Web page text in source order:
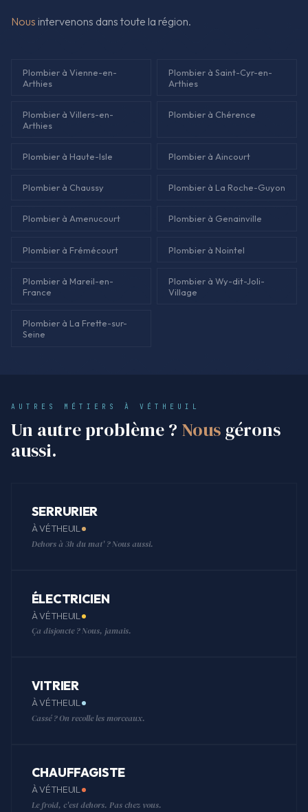
Nous intervenons dans toute la région.
Plombier à Vienne-en-
Arthies
Plombier à Saint-Cyr-en-
Arthies
Plombier à Villers-en-
Arthies
Plombier à Chérence
Plombier à Haute-Isle Plombier à Aincourt
Plombier à Chaussy Plombier à La Roche-Guyon
Plombier à Amenucourt Plombier à Genainville
Plombier à Frémécourt Plombier à Nointel
Plombier à Mareil-en-
France
Plombier à Wy-dit-Joli-
Village
Plombier à La Frette-sur-
Seine
AUTRES MÉTIERS À VÉTHEUIL
Un autre problème ? Nousgérons
aussi.
SERRURIER
À VÉTHEUIL
Dehors à 3h du mat' ? Nous aussi.
ÉLECTRICIEN
À VÉTHEUIL
Ça disjoncte ? Nous, jamais.
VITRIER
À VÉTHEUIL
Cassé ? On recolle les morceaux.
CHAUFFAGISTE
À VÉTHEUIL
Le froid, c'est dehors. Pas chez vous.